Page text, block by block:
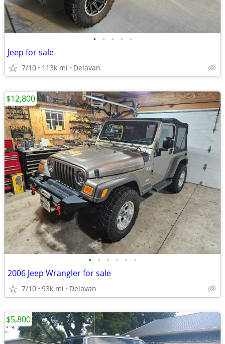
• • • • •
Jeep for sale
7/10 113k mi Delavan
• • • • • •
2006 Jeep Wrangler for sale
7/10 93k mi Delavan
$12,800
$5,800